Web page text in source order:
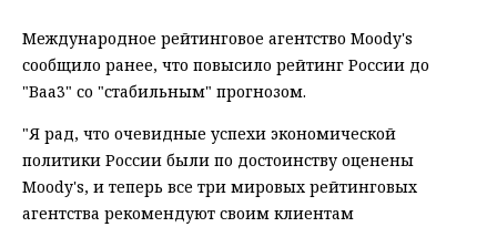
Международное рейтинговое агентство Moody's
сообщило ранее, что повысило рейтинг России до
"Baa3" со "стабильным" прогнозом.
"Я рад, что очевидные успехи экономической
политики России были по достоинству оценены
Moody's, и теперь все три мировых рейтинговых
агентства рекомендуют своим клиентам